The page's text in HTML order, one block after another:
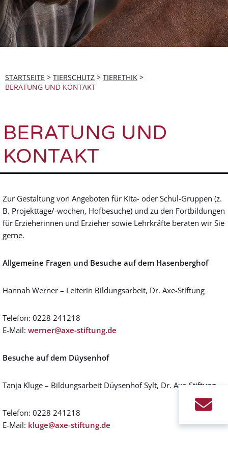
STARTSEITE > TIERSCHUTZ > TIERETHIK >
BERATUNG UND KONTAKT
BERATUNG UND
KONTAKT
Zur Gestaltung von Angeboten für Kita- oder Schul-Gruppen (z.
B. Projekttage/-wochen, Hofbesuche) und zu den Fortbildungen
für Erzieherinnen und Erzieher sowie Lehrkräfte beraten wir Sie
gerne.
Allgemeine Fragen und Besuche auf dem Hasenberghof
Hannah Werner – Leiterin Bildungsarbeit, Dr. Axe-Stiftung
Telefon: 0228 241218
E-Mail: werner@axe-stiftung.de
Besuche auf dem Düysenhof
Tanja Kluge – Bildungsarbeit Düysenhof Sylt, Dr. Axe-Stiftung
Telefon: 0228 241218
E-Mail: kluge@axe-stiftung.de